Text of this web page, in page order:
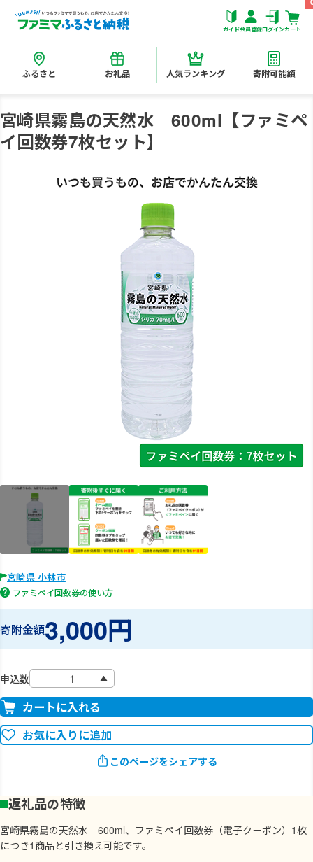
ガイド会員登録ログインカート
ふるさと お礼品 人気ランキング 寄附可能額
宮崎県霧島の天然水 600ml【ファミペ
イ回数券7枚セット】
宮崎県 小林市
ファミペイ回数券の使い方
寄附金額3,000円
申込数
カートに入れる
お気に入りに追加
このページをシェアする
返礼品の特徴
宮崎県霧島の天然水 600ml、ファミペイ回数券（電子クーポン）1枚
につき1商品と引き換え可能です。